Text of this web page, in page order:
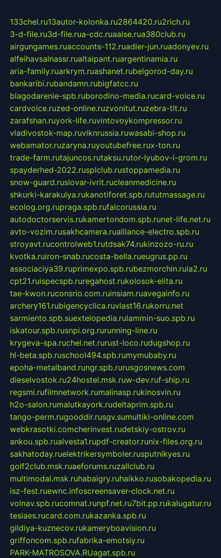
133chel.ru13autor-kolonka.ru2864420.ru2rich.ru
3-d-file.ru3d-file.rua-cdc.ruaalse.rua380club.ru
airgungames.ruaccounts-112.ruadler-jun.ruadonyev.ru
alfeihavsalnassr.rualtaipant.ruargentinamia.ru
aria-family.ruarkrym.ruashanet.rubelgorod-day.ru
bankaribi.rubandamn.rubigfatcc.ru
blagodarenie-spb.ruborodino-media.rucard-voice.ru
cardvoice.ruzed-online.ruzvonitut.ruzebra-tlt.ru
zarafshan.ruyork-life.ruvintovoykompressor.ru
vladivostok-map.ruvlknrussia.ruwasabi-shop.ru
webamator.ruzaryna.ruyoutubefree.rux-ton.ru
trade-farm.rutajuncos.rutaksu.rutor-lyubov-i-grom.ru
spayderhed-2022.rusplclub.rustoppamedia.ru
snow-guard.ruslovar-ivrit.rucleanmedicine.ru
shkurki-karakulya.rukanotiforet.spb.rututmassage.ru
ecolog.org.rupraga.spb.rufalcorussia.ru
autodoctorservis.rukamertondom.spb.runet-life.net.ru
avto-vozim.rusakhcamera.rualliance-electro.spb.ru
stroyavt.rucontrolweb1.rutdsak74.rukinzozo-ru.ru
kvotka.ruiron-snab.rucosta-bella.rueugrus.pp.ru
associaciya39.ruprimexpo.spb.rubezmorchin.ruia2.ru
cpt21.ruispecspb.ruregahost.rukolosok-elita.ru
tae-kwon.ruconsrio.com.ruinsiam.ruavegainfo.ru
archery161.rubigencyclica.ruvlast16.rukorru.net
sarmiento.spb.suextelopedia.rulammin-suo.spb.ru
iskatour.spb.rusnpi.org.rurunning-line.ru
krygeva-spa.ruchel.net.rurust-loco.rudugshop.ru
hl-beta.spb.ruschool494.spb.rumymubaby.ru
epoha-metalband.rungr.spb.rurusgosnews.com
dieselvostok.ru24hostel.msk.ruw-dev.ruf-ship.ru
regsmi.rufilmnetwork.rumalinasp.rukinosvin.ru
h2o-salon.rumalutkayork.rudeltaprim.spb.ru
tango-perm.rugooddir.rusgv.sumultiki-online.com
webkrasotki.comcherinvest.rudetskiy-ostrov.ru
ankou.spb.rualvesta1.rupdf-creator.runix-files.org.ru
sakhatoday.ruelektrikersymboler.rusputnikyes.ru
golf2club.msk.ruaeforums.ruzallclub.ru
multimodal.msk.ruhabaigry.ruhaikko.rusobakopedia.ru
isz-fest.ruewnc.infoscreensaver-clock.net.ru
volnav.spb.rucomnat.runpf.net.ru7bit.pp.rukalugatur.ru
tesiaes.rucard.com.rukazanka.spb.ru
gildiya-kuznecov.rukameryboavision.ru
griffoncom.spb.rufabrika-emotsiy.ru
PARK-MATROSOVA.RUagat.spb.ru